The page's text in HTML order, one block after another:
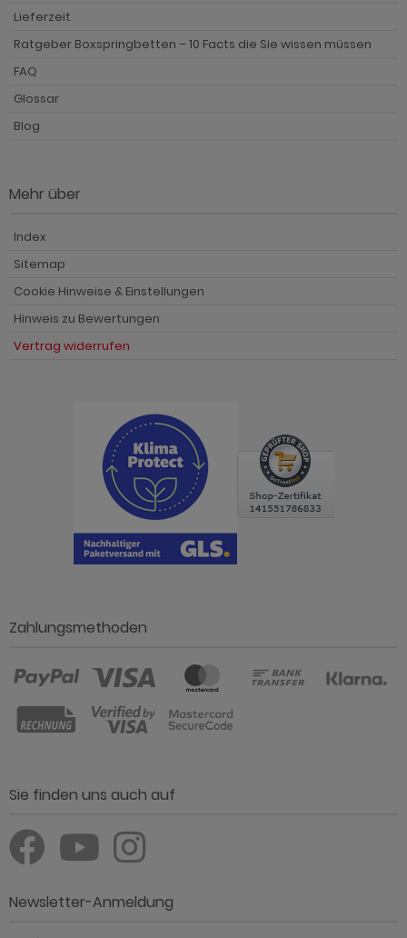
Lieferzeit
Ratgeber Boxspringbetten – 10 Facts die Sie wissen müssen
FAQ
Glossar
Blog
Mehr über
Index
Sitemap
Cookie Hinweise & Einstellungen
Hinweis zu Bewertungen
Vertrag widerrufen
Zahlungsmethoden
Sie finden uns auch auf
Newsletter-Anmeldung